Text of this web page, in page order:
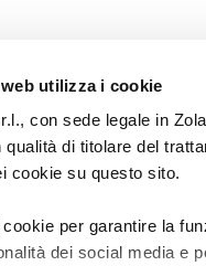
utilizza i cookie
con sede legale in
qualità di titolare del
cookie su questo sito.
per garantire la
dei social media e